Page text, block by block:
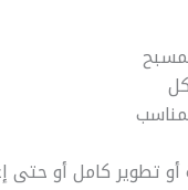
تطوير كامل أو حتى